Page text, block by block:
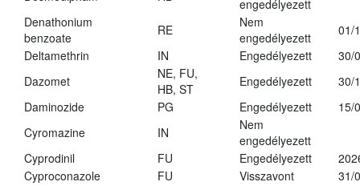
engedélyezett
Denathonium
benzoate
RE
Nem
engedélyezett
01/
Deltamethrin
IN Engedélyezett
30/
Dazomet
NE, FU,
HB, ST
Engedélyezett
30/
Daminozide
PG Engedélyezett
15/
Cyromazine
IN
Nem
engedélyezett
Cyprodinil
FU Engedélyezett
Cyproconazole
FU Visszavont
31/